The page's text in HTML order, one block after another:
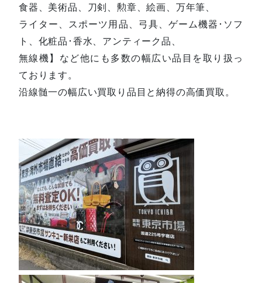
食器、美術品、刀剣、勲章、絵画、万年筆、
ライター、スポーツ用品、弓具、ゲーム機器･ソフ
ト、化粧品･香水、アンティーク品、
無線機】など他にも多数の幅広い品目を取り扱っ
ております。
沿線髄一の幅広い買取り品目と納得の高価買取。